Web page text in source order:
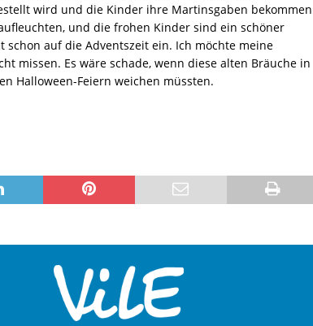
wird und die Kinder ihre Martinsgaben
und die frohen Kinder sind ein schöner
auf die Adventszeit ein. Ich möchte meine
missen. Es wäre schade, wenn diese alten Bräuche in
Halloween-Feiern weichen müssten.